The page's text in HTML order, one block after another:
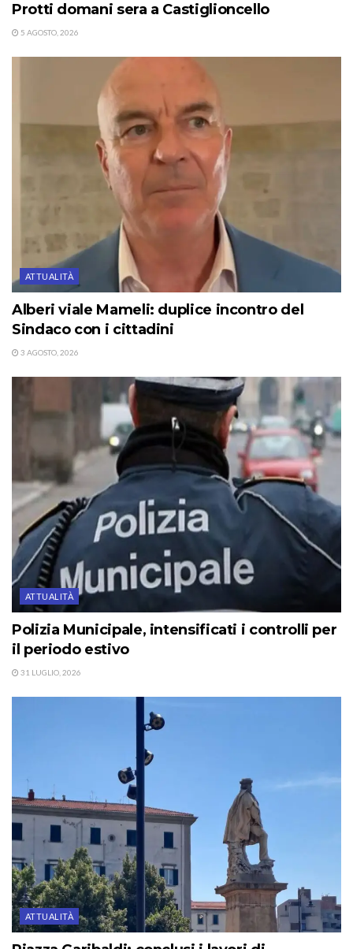
Protti domani sera a Castiglioncello
5 AGOSTO, 2026
ATTUALITÀ
Alberi viale Mameli: duplice incontro del
Sindaco con i cittadini
3 AGOSTO, 2026
ATTUALITÀ
Polizia Municipale, intensificati i controlli per
il periodo estivo
31 LUGLIO, 2026
ATTUALITÀ